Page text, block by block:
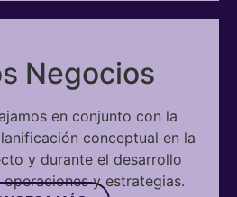
Negocios
en conjunto con la
conceptual en la
y durante el desarrollo
y estrategias.